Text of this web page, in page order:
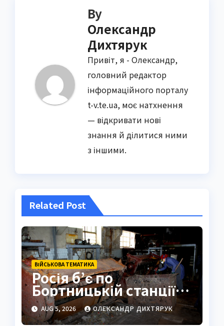
By
Олександр
Дихтярук
Привіт, я - Олександр,
головний редактор
інформаційного порталу
t-v.te.ua, моє натхнення
— відкривати нові
знання й ділитися ними
з іншими.
Related Post
ВІЙСЬКОВА ТЕМАТИКА
Росія б’є по
Бортницькій станції:
експерт попередив
про катастрофу
AUG 5, 2026 ОЛЕКСАНДР ДИХТЯРУК